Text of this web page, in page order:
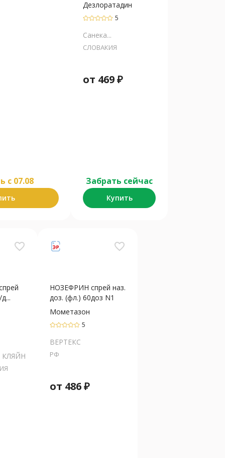
c 07.08
Дезлоратадин
5
Санека...
СЛОВАКИЯ
от 469₽
Забрать сейчас
Купить
favorite_border favorite_border
НОЗЕФРИН спрей наз.
доз. (фл.) 60доз N1
Мометазон
5
ВЕРТЕКС
РФ
от 486₽